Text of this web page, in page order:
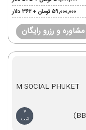
۵۹٬۰۰۰٬۰۰۰ تومان + ۳۶۲ دلار
مشاوره و رزرو رایگان
M SOCIAL PHUKET
7
شب